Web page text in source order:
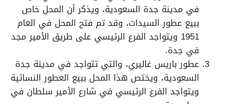
في مدينة جدة السعودية، ويذكر أن المحل خاص
ببيع عطور السيدات، وقد تم فتح المحل في العام
1951 ويتواجد الفرع الرئيسي على طريق الأمير مجد
في جدة.
عطور باريس غاليري، والتي تتواجد في مدينة جدة
السعودية، ويختص هذا المحل ببيع العطور النسائية
ويتواجد الفرع الرئيسي في شارع الأمير سلطان في